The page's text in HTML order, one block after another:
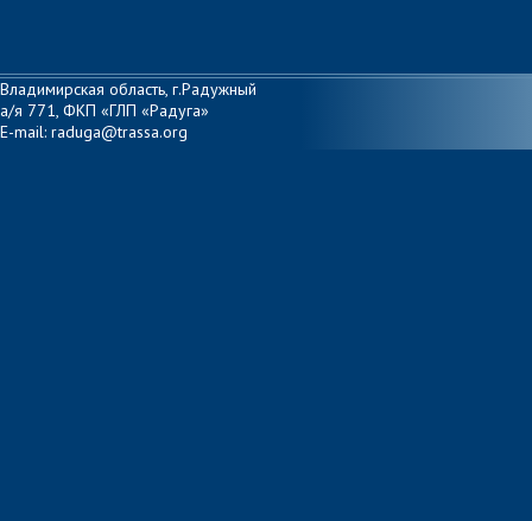
Владимирская область, г.Радужный
а/я 771, ФКП «ГЛП «Радуга»
E-mail: raduga@trassa.org